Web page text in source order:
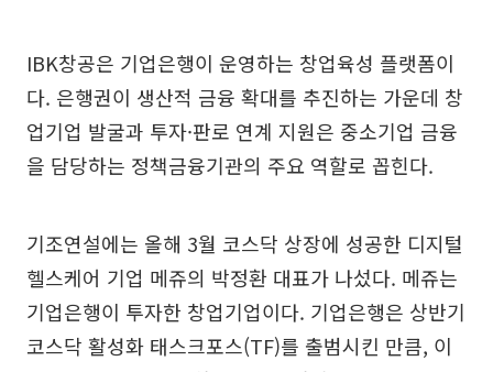
IBK창공은 기업은행이 운영하는 창업육성 플랫폼이
다. 은행권이 생산적 금융 확대를 추진하는 가운데 창
업기업 발굴과 투자·판로 연계 지원은 중소기업 금융
을 담당하는 정책금융기관의 주요 역할로 꼽힌다.
기조연설에는 올해 3월 코스닥 상장에 성공한 디지털
헬스케어 기업 메쥬의 박정환 대표가 나섰다. 메쥬는
기업은행이 투자한 창업기업이다. 기업은행은 상반기
코스닥 활성화 태스크포스(TF)를 출범시킨 만큼, 이